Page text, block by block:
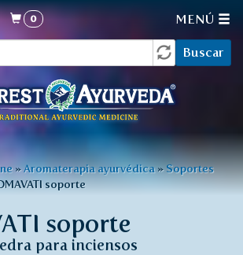
Buscar
0 MENÚ
»Aromaterapia ayurvédica » Soportes
soporte
soporte
para inciensos